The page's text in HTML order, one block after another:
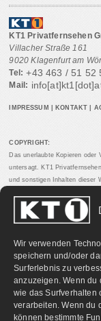
Wir verwenden
speichern und/oder
Surferlebnis zu
anzuzeigen. Wenn du
wie das Surfverhalten
verarbeiten. Wenn du
können bestimmte
KT1 Privatfernsehen
Villacher Straße 161
9020 Klagenfurt am
Tel: +43 463 / 51 52
Mail:
IMPRESSUM KONTAKT
COPYRIGHT:
Das unerlaubte Kopieren oder
untersagt. KT1
und sonstigen Inhalten dieser
PARTNERLINKS: